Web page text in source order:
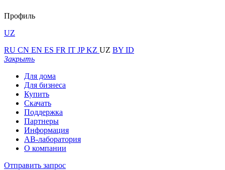
Профиль
UZ
RU CN EN ES FR IT JPKZ UZ BY ID
Закрыть
Для дома
Для бизнеса
Купить
Скачать
Поддержка
Партнеры
Информация
АВ-лаборатория
О компании
Отправить запрос